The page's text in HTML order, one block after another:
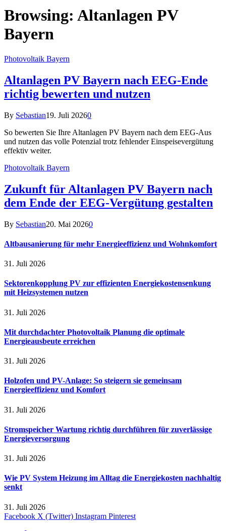
Browsing: Altanlagen PV
Bayern
Photovoltaik Bayern
Altanlagen PV Bayern nach EEG-Ende
richtig bewerten und nutzen
By Sebastian19. Juli 20260
So bewerten Sie Ihre Altanlagen PV Bayern nach dem EEG-Aus
und nutzen das volle Potenzial trotz fehlender Einspeisevergütung
effektiv weiter.
Photovoltaik Bayern
Zukunft für Altanlagen PV Bayern nach
dem Ende der EEG-Vergütung gestalten
By Sebastian20. Mai 20260
Altbausanierung für mehr Energieeffizienz und Wohnkomfort
31. Juli 2026
Sektorenkopplung PV zur effizienten Energiekostensenkung
mit Heizsystemen nutzen
31. Juli 2026
Mit durchdachter Photovoltaik Planung die optimale
Energieausbeute erreichen
31. Juli 2026
Holzofen und PV-Anlage: So steigern sie gemeinsam
Energieeffizienz und Komfort
31. Juli 2026
Stromspeicher Wartung richtig durchführen für zuverlässige
Energieversorgung
31. Juli 2026
Wie PV System Heizung im Alltag die Energiekosten nachhaltig
senkt
31. Juli 2026
Facebook X (Twitter) Instagram Pinterest